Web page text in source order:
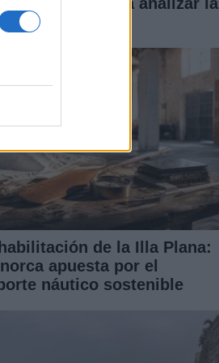
en Ceuta
de la Illa Plana:
apuesta por el
náutico sostenible